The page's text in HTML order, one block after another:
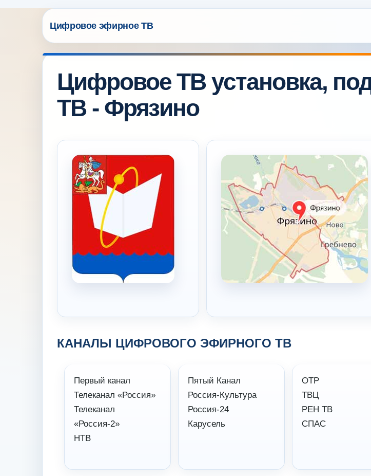
Цифровое ТВ установка,
ТВ - Фрязино
КАНАЛЫ ЦИФРОВОГО ЭФИРНОГО ТВ
Первый канал
Телеканал «Россия»
Телеканал
«Россия-2»
НТВ
Пятый Канал
Россия-Культура
Россия-24
Карусель
ОТР
ТВЦ
РЕН ТВ
СПАС